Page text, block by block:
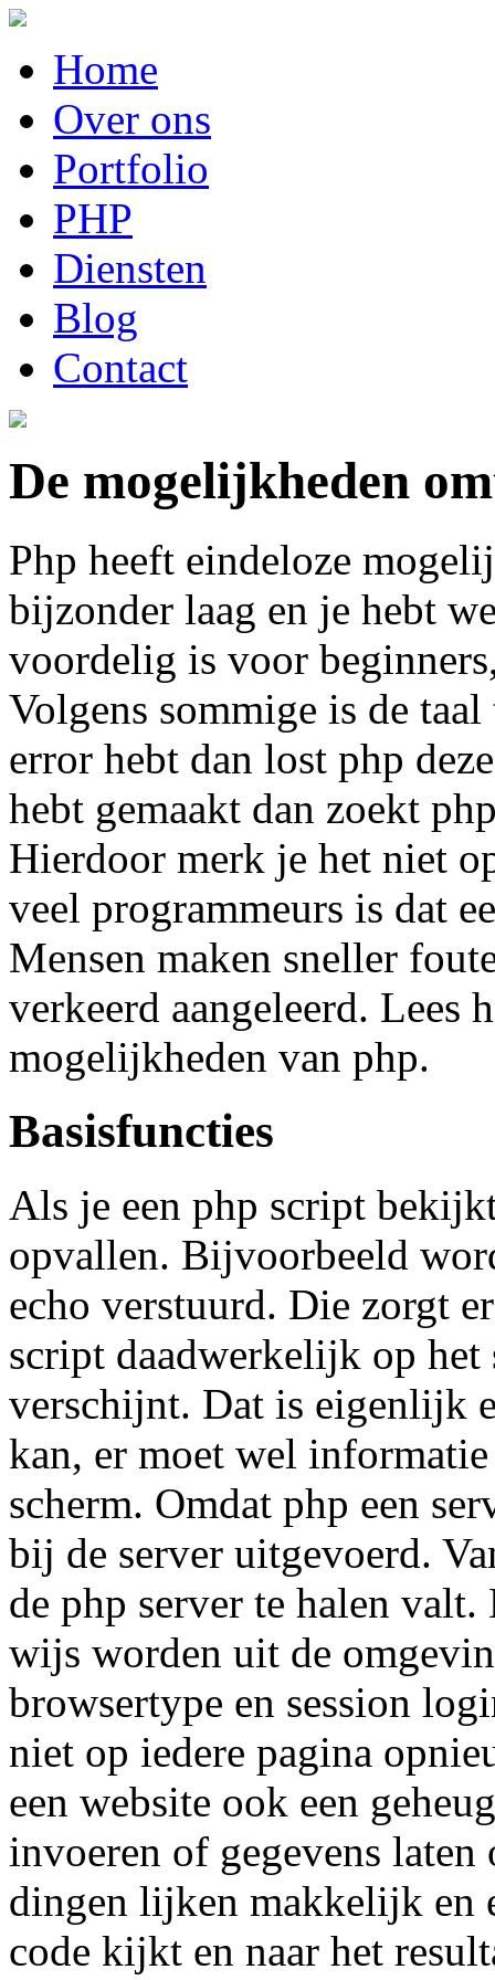
Home
Over ons
Portfolio
PHP
Diensten
Blog
Contact
De mogelijkheden
Php heeft eindeloze
bijzonder laag en je hebt
voordelig is voor
Volgens sommige is de
error hebt dan lost php
hebt gemaakt dan zoekt
Hierdoor merk je het niet
veel programmeurs is dat
Mensen maken sneller
verkeerd aangeleerd. Lees
mogelijkheden van php.
Basisfuncties
Als je een php script
opvallen. Bijvoorbeeld
echo verstuurd. Die zorgt
script daadwerkelijk op het
verschijnt. Dat is eigenlijk
kan, er moet wel
scherm. Omdat php een
bij de server uitgevoerd.
de php server te halen
wijs worden uit de
browsertype en session
niet op iedere pagina
een website ook een
invoeren of gegevens laten
dingen lijken makkelijk en
code kijkt en naar het